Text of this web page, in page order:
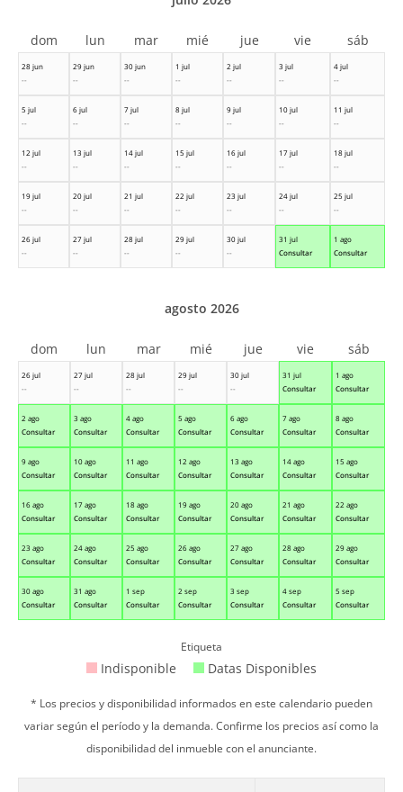
28 jun
--
29 jun
--
30 jun
--
1 jul
--
2 jul
--
3 jul
--
4 jul
--
5 jul
--
6 jul
--
7 jul
--
8 jul
--
9 jul
--
10 jul
--
11 jul
--
12 jul
--
13 jul
--
14 jul
--
15 jul
--
16 jul
--
17 jul
--
18 jul
--
19 jul
--
20 jul
--
21 jul
--
22 jul
--
23 jul
--
24 jul
--
25 jul
--
26 jul
--
27 jul
--
28 jul
--
29 jul
--
30 jul
--
31 jul
Consultar
1 ago
Consultar
dom lun mar mié jue vie sáb
26 jul
--
27 jul
--
28 jul
--
29 jul
--
30 jul
--
31 jul
Consultar
1 ago
Consultar
2 ago
Consultar
3 ago
Consultar
4 ago
Consultar
5 ago
Consultar
6 ago
Consultar
7 ago
Consultar
8 ago
Consultar
9 ago
Consultar
10 ago
Consultar
11 ago
Consultar
12 ago
Consultar
13 ago
Consultar
14 ago
Consultar
15 ago
Consultar
16 ago
Consultar
17 ago
Consultar
18 ago
Consultar
19 ago
Consultar
20 ago
Consultar
21 ago
Consultar
22 ago
Consultar
23 ago
Consultar
24 ago
Consultar
25 ago
Consultar
26 ago
Consultar
27 ago
Consultar
28 ago
Consultar
29 ago
Consultar
30 ago
Consultar
31 ago
Consultar
1 sep
Consultar
2 sep
Consultar
3 sep
Consultar
4 sep
Consultar
5 sep
Consultar
agosto 2026
dom lun mar mié jue vie sáb
Etiqueta
Indisponible Datas Disponibles
* Los precios y disponibilidad informados en este calendario pueden
variar según el período y la demanda. Confirme los precios así como la
disponibilidad del inmueble con el anunciante.